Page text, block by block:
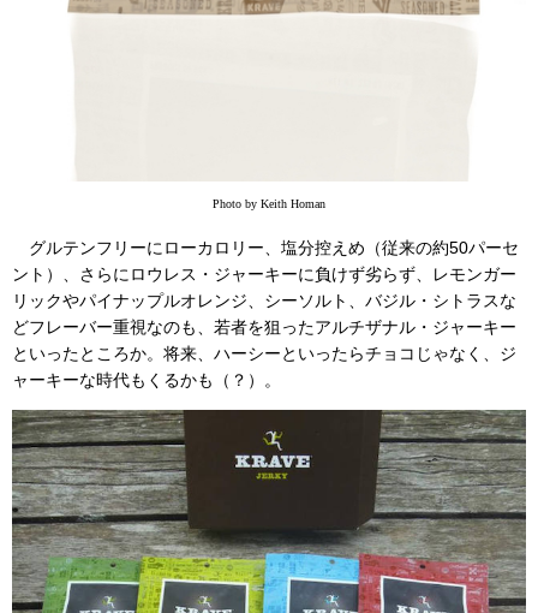
Photo by Keith Homan
グルテンフリーにローカロリー、塩分控えめ（従来の約50パーセ
ント）、さらにロウレス・ジャーキーに負けず劣らず、レモンガー
リックやパイナップルオレンジ、シーソルト、バジル・シトラスな
どフレーバー重視なのも、若者を狙ったアルチザナル・ジャーキー
といったところか。将来、ハーシーといったらチョコじゃなく、ジ
ャーキーな時代もくるかも（？）。